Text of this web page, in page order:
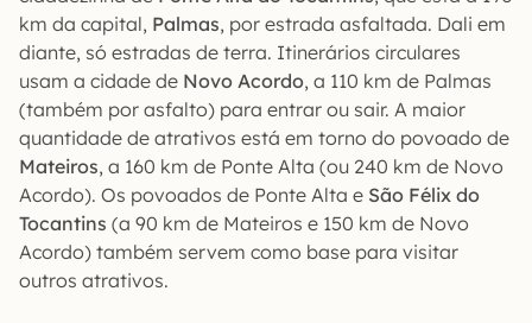
km da capital, Palmas, por estrada asfaltada. Dali em
diante, só estradas de terra. Itinerários circulares
usam a cidade de Novo Acordo, a 110 km de Palmas
(também por asfalto) para entrar ou sair. A maior
quantidade de atrativos está em torno do povoado de
Mateiros, a 160 km de Ponte Alta (ou 240 km de Novo
Acordo). Os povoados de Ponte Alta e São Félix do
Tocantins (a 90 km de Mateiros e 150 km de Novo
Acordo) também servem como base para visitar
outros atrativos.